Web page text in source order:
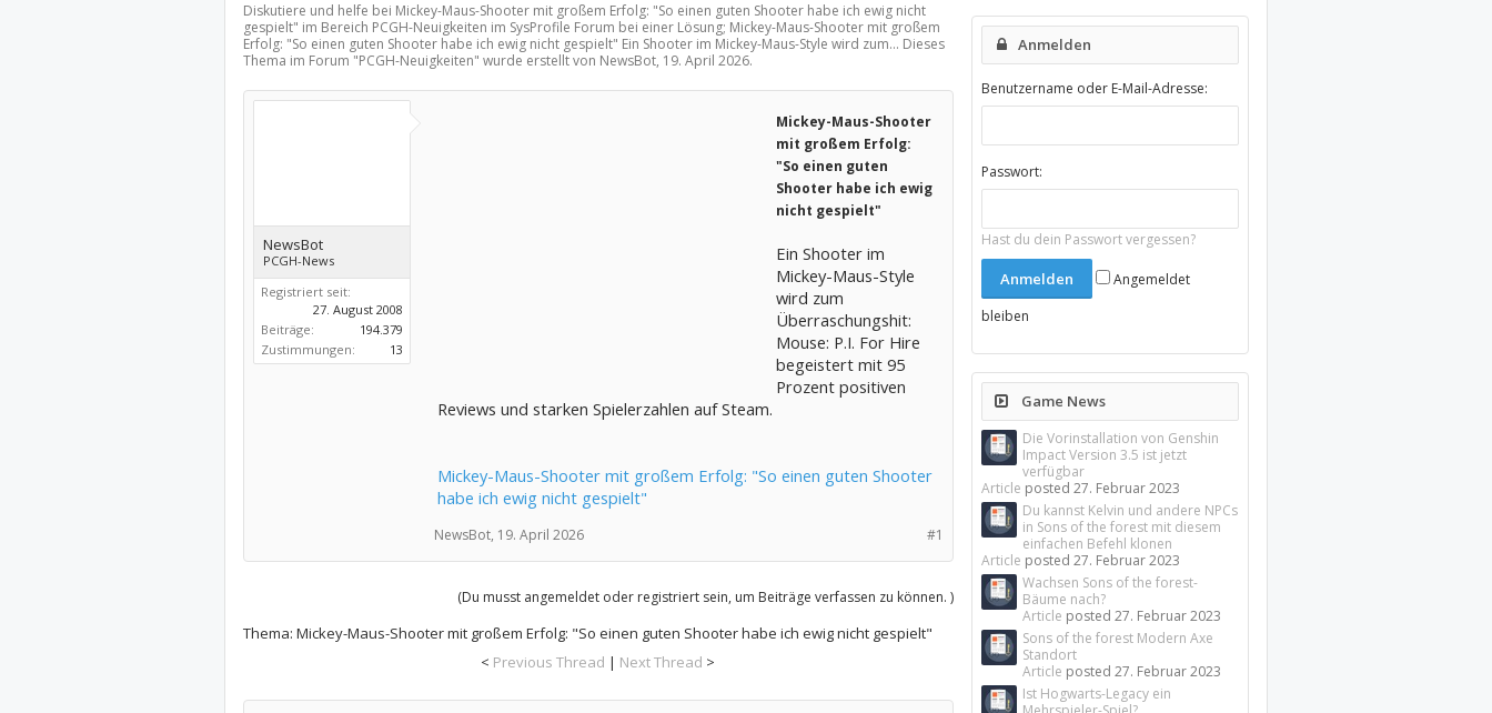
Diskutiere und helfe bei Mickey-Maus-Shooter mit großem Erfolg: "So einen guten Shooter habe ich ewig nicht
gespielt" im Bereich PCGH-Neuigkeiten im SysProfile Forum bei einer Lösung; Mickey-Maus-Shooter mit großem
Erfolg: "So einen guten Shooter habe ich ewig nicht gespielt" Ein Shooter im Mickey-Maus-Style wird zum... Dieses
Thema im Forum "PCGH-Neuigkeiten" wurde erstellt von NewsBot, 19. April 2026.
NewsBot
PCGH-News
Registriert seit:
27. August 2008
Beiträge:
194.379
Zustimmungen:
13
Mickey-Maus-Shooter
mit großem Erfolg:
"So einen guten
Shooter habe ich ewig
nicht gespielt"
Ein Shooter im
Mickey-Maus-Style
wird zum
Überraschungshit:
Mouse: P.I. For Hire
begeistert mit 95
Prozent positiven
Reviews und starken Spielerzahlen auf Steam.
Mickey-Maus-Shooter mit großem Erfolg: "So einen guten Shooter
habe ich ewig nicht gespielt"
#1
NewsBot, 19. April 2026
(Du musst angemeldet oder registriert sein, um Beiträge verfassen zu können. )
Thema: Mickey-Maus-Shooter mit großem Erfolg: "So einen guten Shooter habe ich ewig nicht gespielt"
< Previous Thread | Next Thread >
Anmelden
Benutzername oder E-Mail-Adresse:
Passwort:
Hast du dein Passwort vergessen?
Angemeldet
bleiben
Game News
Die Vorinstallation von Genshin
Impact Version 3.5 ist jetzt
verfügbar
Article posted27. Februar 2023
Du kannst Kelvin und andere NPCs
in Sons of the forest mit diesem
einfachen Befehl klonen
Article posted27. Februar 2023
Wachsen Sons of the forest-
Bäume nach?
Article posted27. Februar 2023
Sons of the forest Modern Axe
Standort
Article posted27. Februar 2023
Ist Hogwarts-Legacy ein